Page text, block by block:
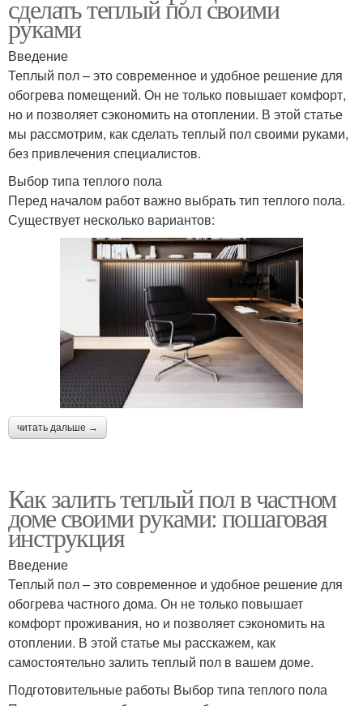
сделать теплый пол своими
руками
Введение
Теплый пол – это современное и удобное решение для
обогрева помещений. Он не только повышает комфорт,
но и позволяет сэкономить на отоплении. В этой статье
мы рассмотрим, как сделать теплый пол своими руками,
без привлечения специалистов.
Выбор типа теплого пола
Перед началом работ важно выбрать тип теплого пола.
Существует несколько вариантов:
читать дальше →
Как залить теплый пол в частном
доме своими руками: пошаговая
инструкция
Введение
Теплый пол – это современное и удобное решение для
обогрева частного дома. Он не только повышает
комфорт проживания, но и позволяет сэкономить на
отоплении. В этой статье мы расскажем, как
самостоятельно залить теплый пол в вашем доме.
Подготовительные работы Выбор типа теплого пола